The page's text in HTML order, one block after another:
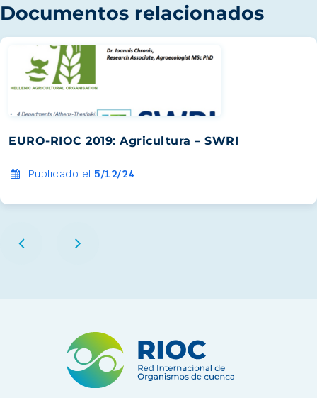
Documentos relacionados
EURO-RIOC 2019: Agricultura – SWRI
Publicado el 5/12/24